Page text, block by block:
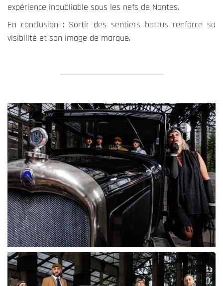
expérience inoubliable sous les nefs de Nantes.
En conclusion : Sortir des sentiers battus renforce sa
visibilité et son image de marque.